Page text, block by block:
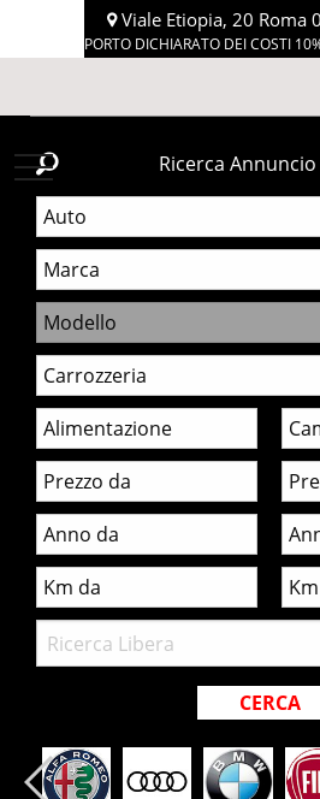
Viale Etiopia, 20 Roma
IMPORTO DICHIARATO DEI COSTI
MAXIMOTORS
Ricerca Annuncio